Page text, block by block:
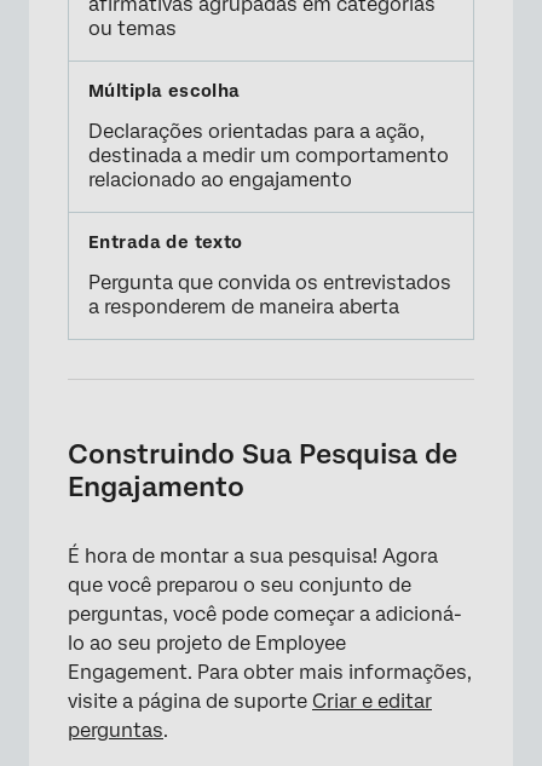
ou temas
Declarações orientadas para a ação,
destinada a medir um comportamento
relacionado ao engajamento
Pergunta que convida os entrevistados
a responderem de maneira aberta
Construindo Sua Pesquisa de
Engajamento
É hora de montar a sua pesquisa! Agora
que você preparou o seu conjunto de
perguntas, você pode começar a adicioná-
lo ao seu projeto de Employee
Engagement. Para obter mais informações,
visite a página de suporte Criar e editar
perguntas.